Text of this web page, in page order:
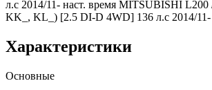
л.с 2014/11- наст. время MITSUBISHI
KK_, KL_) [2.5 DI-D 4WD] 136 л.с 2014/11-
Характеристики
Основные